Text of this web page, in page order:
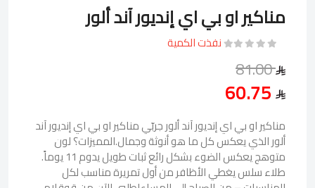
مناكير او بي اي إنديور آند ألور
نفذت الكمية
81.00
مناكير او بي اي إنديور آند ألور جربّي مناكير او بي اي إنديور آند
ألور الذي يعكس كل ما هو أنوثة وجمال.المميزات؟ لون
متوهج يعكس الضوء بشكل رائع ثبات طويل يدوم 11 يوماً.
طلاء سلس يغطي الأظافر من أول تمريرة مناسب لكل